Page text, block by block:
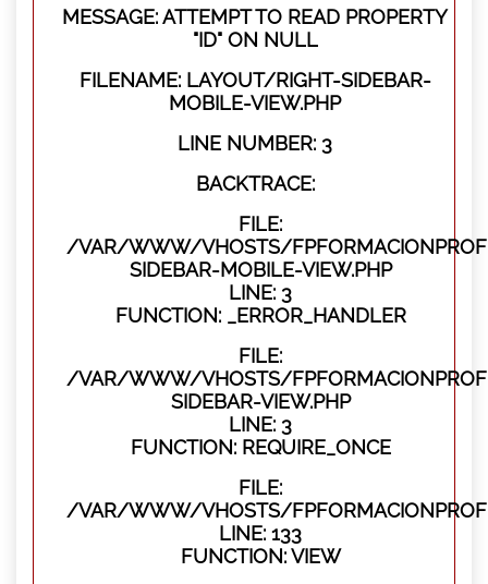
MESSAGE: ATTEMPT TO READ PROPERTY
"ID" ON NULL
FILENAME: LAYOUT/RIGHT-SIDEBAR-
MOBILE-VIEW.PHP
LINE NUMBER: 3
BACKTRACE:
FILE:
/VAR/WWW/VHOSTS/
SIDEBAR-MOBILE-VIEW.PHP
LINE: 3
FUNCTION: _ERROR_HANDLER
FILE:
/VAR/WWW/VHOSTS/
SIDEBAR-VIEW.PHP
LINE: 3
FUNCTION: REQUIRE_ONCE
FILE:
/VAR/WWW/VHOSTS/
LINE: 133
FUNCTION: VIEW